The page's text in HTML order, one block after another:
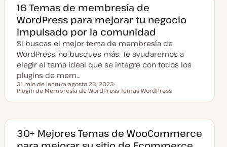
a
c
u
a
i
z
a
d
16 Temas de membresía de
WordPress para mejorar tu negocio
impulsado por la comunidad
Si buscas el mejor tema de membresía de
WordPress, no busques más. Te ayudaremos a
elegir el tema ideal que se integre con todos los
plugins de mem…
Tiempo de lectura
31 min de lectura
F
c
a
c
t
u
agosto 23, 2023
T
m
Plugin de Membresía de WordPress
e
a
Temas WordPress
30+ Mejores Temas de WooCommerce